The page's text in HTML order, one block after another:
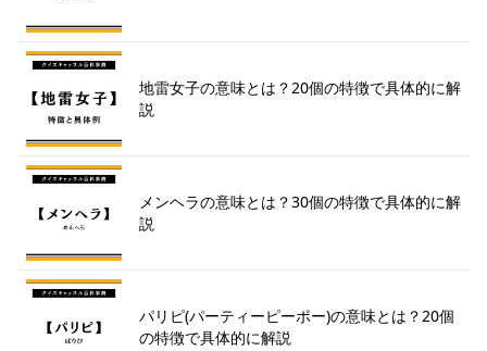
地雷女子の意味とは？20個の特徴で具体的に解
説
メンヘラの意味とは？30個の特徴で具体的に解
説
パリピ(パーティーピーポー)の意味とは？20個
の特徴で具体的に解説